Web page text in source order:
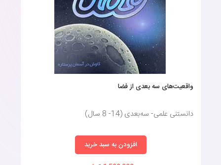
جلوه‌های برجسته، به‌راحتی توجه آن‌ها را به خود جلب می‌کند و به
آموزش مطالبی به‌خصوص می‌پردازد. همان‌طورکه می‌دانید، جلب توجه
کودکان امری به‌شدت دشوار است؛
اما این نوع از کتاب‌ با بهره‌گیری از یک طراحی خلاقانه و رنگ‌های
جذاب، می‌تواند به‌راحتی مطالب آموزشی را به آن‌ها منتقل کند.
واقعیت‌های سه بعدی از فضا
دانستنی علمی- سه‌بعدی (14- 8 سال)
افزودن به سبد خرید